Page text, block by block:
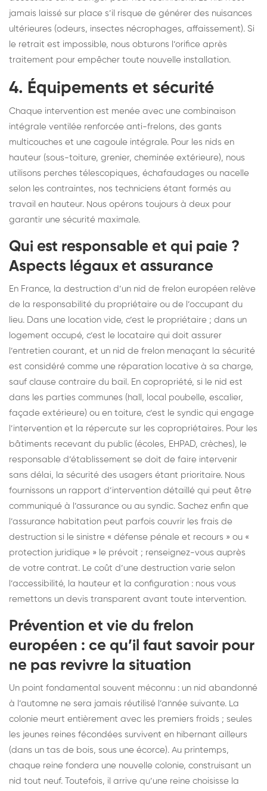
jamais laissé sur place s’il risque de générer des nuisances
ultérieures (odeurs, insectes nécrophages, affaissement). Si
le retrait est impossible, nous obturons l’orifice après
traitement pour empêcher toute nouvelle installation.
4. Équipements et sécurité
Chaque intervention est menée avec une combinaison
intégrale ventilée renforcée anti-frelons, des gants
multicouches et une cagoule intégrale. Pour les nids en
hauteur (sous-toiture, grenier, cheminée extérieure), nous
utilisons perches télescopiques, échafaudages ou nacelle
selon les contraintes, nos techniciens étant formés au
travail en hauteur. Nous opérons toujours à deux pour
garantir une sécurité maximale.
Qui est responsable et qui paie ?
Aspects légaux et assurance
En France, la destruction d’un nid de frelon européen relève
de la responsabilité du propriétaire ou de l’occupant du
lieu. Dans une location vide, c’est le propriétaire ; dans un
logement occupé, c’est le locataire qui doit assurer
l’entretien courant, et un nid de frelon menaçant la sécurité
est considéré comme une réparation locative à sa charge,
sauf clause contraire du bail. En copropriété, si le nid est
dans les parties communes (hall, local poubelle, escalier,
façade extérieure) ou en toiture, c’est le syndic qui engage
l’intervention et la répercute sur les copropriétaires. Pour les
bâtiments recevant du public (écoles, EHPAD, crèches), le
responsable d’établissement se doit de faire intervenir
sans délai, la sécurité des usagers étant prioritaire. Nous
fournissons un rapport d’intervention détaillé qui peut être
communiqué à l’assurance ou au syndic. Sachez enfin que
l’assurance habitation peut parfois couvrir les frais de
destruction si le sinistre « défense pénale et recours » ou «
protection juridique » le prévoit ; renseignez-vous auprès
de votre contrat. Le coût d’une destruction varie selon
l’accessibilité, la hauteur et la configuration : nous vous
remettons un devis transparent avant toute intervention.
Prévention et vie du frelon
européen : ce qu’il faut savoir pour
ne pas revivre la situation
Un point fondamental souvent méconnu : un nid abandonné
à l’automne ne sera jamais réutilisé l’année suivante. La
colonie meurt entièrement avec les premiers froids ; seules
les jeunes reines fécondées survivent en hibernant ailleurs
(dans un tas de bois, sous une écorce). Au printemps,
chaque reine fondera une nouvelle colonie, construisant un
nid tout neuf. Toutefois, il arrive qu’une reine choisisse la